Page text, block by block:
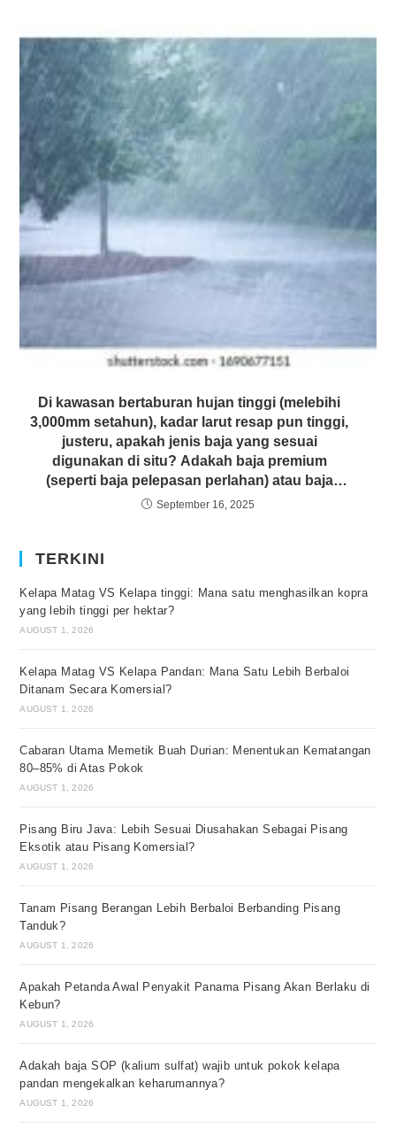
Di kawasan bertaburan hujan tinggi (melebihi
3,000mm setahun), kadar larut resap pun tinggi,
justeru, apakah jenis baja yang sesuai
digunakan di situ? Adakah baja premium
(seperti baja pelepasan perlahan) atau baja
biasa yang lebih murah?
September 16, 2025
TERKINI
Kelapa Matag VS Kelapa tinggi: Mana satu menghasilkan kopra
yang lebih tinggi per hektar?
AUGUST 1, 2026
Kelapa Matag VS Kelapa Pandan: Mana Satu Lebih Berbaloi
Ditanam Secara Komersial?
AUGUST 1, 2026
Cabaran Utama Memetik Buah Durian: Menentukan Kematangan
80–85% di Atas Pokok
AUGUST 1, 2026
Pisang Biru Java: Lebih Sesuai Diusahakan Sebagai Pisang
Eksotik atau Pisang Komersial?
AUGUST 1, 2026
Tanam Pisang Berangan Lebih Berbaloi Berbanding Pisang
Tanduk?
AUGUST 1, 2026
Apakah Petanda Awal Penyakit Panama Pisang Akan Berlaku di
Kebun?
AUGUST 1, 2026
Adakah baja SOP (kalium sulfat) wajib untuk pokok kelapa
pandan mengekalkan keharumannya?
AUGUST 1, 2026